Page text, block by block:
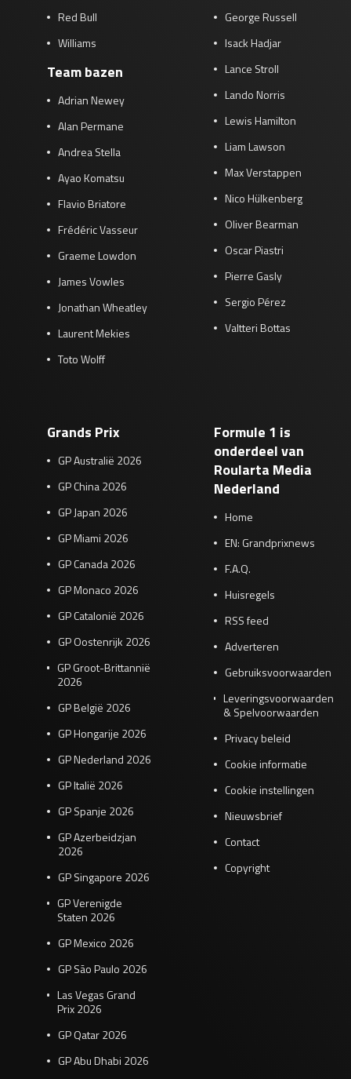
Red Bull
Williams
Team bazen
Adrian Newey
Alan Permane
Andrea Stella
Ayao Komatsu
Flavio Briatore
Frédéric Vasseur
Graeme Lowdon
James Vowles
Jonathan Wheatley
Laurent Mekies
Toto Wolff
George Russell
Isack Hadjar
Lance Stroll
Lando Norris
Lewis Hamilton
Liam Lawson
Max Verstappen
Nico Hülkenberg
Oliver Bearman
Oscar Piastri
Pierre Gasly
Sergio Pérez
Valtteri Bottas
Grands Prix
GP Australië 2026
GP China 2026
GP Japan 2026
GP Miami 2026
GP Canada 2026
GP Monaco 2026
GP Catalonië 2026
GP Oostenrijk 2026
GP Groot-Brittannië
2026
GP België 2026
GP Hongarije 2026
GP Nederland 2026
GP Italië 2026
GP Spanje 2026
GP Azerbeidzjan
2026
GP Singapore 2026
GP Verenigde
Staten 2026
GP Mexico 2026
GP São Paulo 2026
Las Vegas Grand
Prix 2026
GP Qatar 2026
GP Abu Dhabi 2026
Formule 1 is
onderdeel van
Roularta Media
Nederland
Home
EN: Grandprixnews
F.A.Q.
Huisregels
RSS feed
Adverteren
Gebruiksvoorwaarden
Leveringsvoorwaarden
& Spelvoorwaarden
Privacy beleid
Cookie informatie
Cookie instellingen
Nieuwsbrief
Contact
Copyright